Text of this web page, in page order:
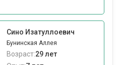
Сино Изатуллоевич
Бунинская Аллея
Возраст:29 лет